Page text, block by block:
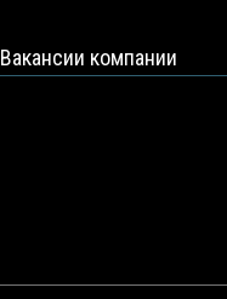
Вакансии компании